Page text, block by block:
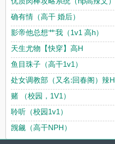
确有情（高干 婚后）
影帝他总想艹我（1v1 高h）
天生尤物【快穿】高H
鱼目珠子（高干1v1）
处女调教部（又名:回春阁）辣H
赌 （校园，1V1）
聆听（校园1v1）
觊觎（高干NPH）